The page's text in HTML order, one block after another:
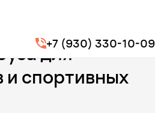
+7 (930) 330-10-09
для спортсменов
для
и спортивных